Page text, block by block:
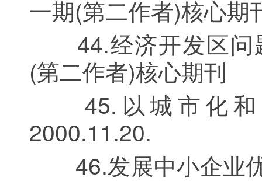
一期(第二作者)核心期
44.经济开发区问
(第二作者)核心期刊
45.以城市化和
2000.11.20.
46.发展中小企业优